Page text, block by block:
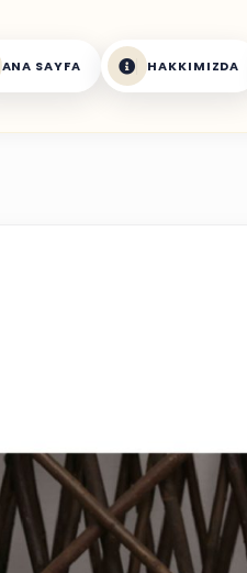
ANA SAYFA HAKKIMIZDA